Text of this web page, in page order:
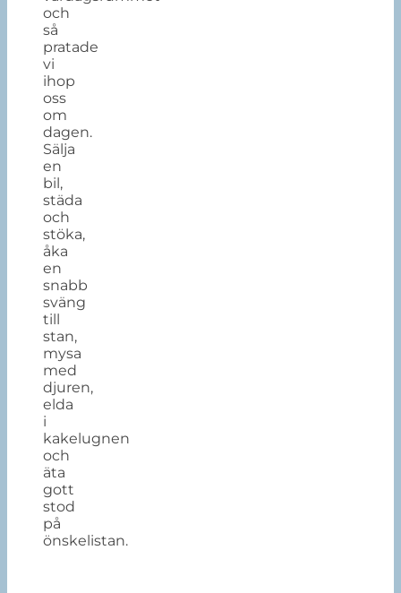
och
så
pratade
vi
ihop
oss
om
dagen.
Sälja
en
bil,
städa
och
stöka,
åka
en
snabb
sväng
till
stan,
mysa
med
djuren,
elda
i
kakelugnen
och
äta
gott
stod
på
önskelistan.